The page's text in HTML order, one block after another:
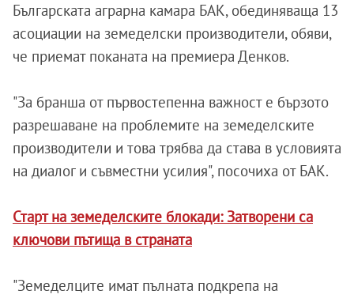
Българската аграрна камара БАК, обединяваща 13
асоциации на земеделски производители, обяви,
че приемат поканата на премиера Денков.
"За бранша от първостепенна важност е бързото
разрешаване на проблемите на земеделските
производители и това трябва да става в условията
на диалог и съвместни усилия", посочиха от БАК.
Старт на земеделските блокади: Затворени са
ключови пътища в страната
"Земеделците имат пълната подкрепа на